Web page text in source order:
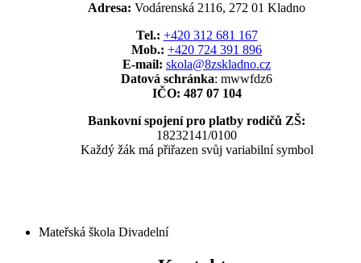
Adresa: Vodárenská 2116, 272 01 Kladno
Tel.: +420 312 681 167
Mob.: +420 724 391 896
E-mail: skola@8zskladno.cz
Datová schránka: mwwfdz6
IČO: 487 07 104
Bankovní spojení pro platby rodičů ZŠ:
18232141/0100
Každý žák má přiřazen svůj variabilní symbol
Mateřská škola Divadelní